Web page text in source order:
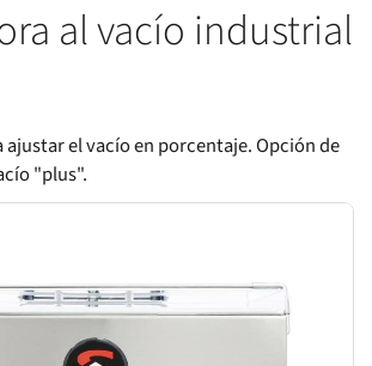
al vacío industrial
ajustar el vacío en porcentaje. Opción de
"plus".